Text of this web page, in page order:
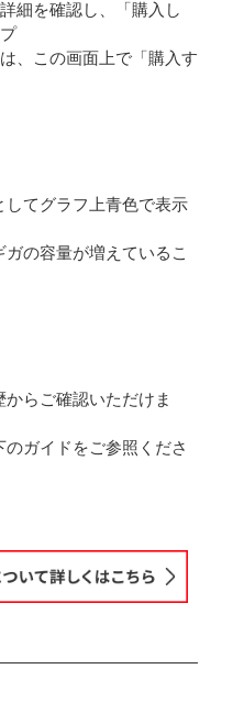
細を確認し、「購入し
、この画面上で「購入す
してグラフ上青色で表示
の容量が増えているこ
らご確認いただけま
ガイドをご参照くださ